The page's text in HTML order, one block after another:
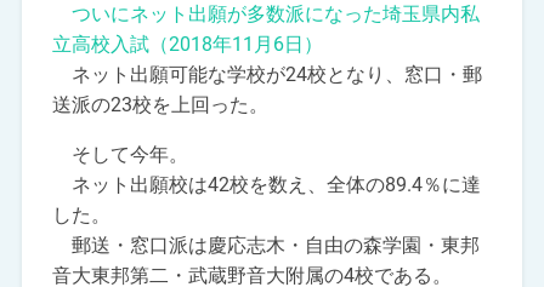
ついにネット出願が多数派になった埼玉県内私
立高校入試（2018年11月6日）
ネット出願可能な学校が24校となり、窓口・郵
送派の23校を上回った。
そして今年。
ネット出願校は42校を数え、全体の89.4％に達
した。
郵送・窓口派は慶応志木・自由の森学園・東邦
音大東邦第二・武蔵野音大附属の4校である。